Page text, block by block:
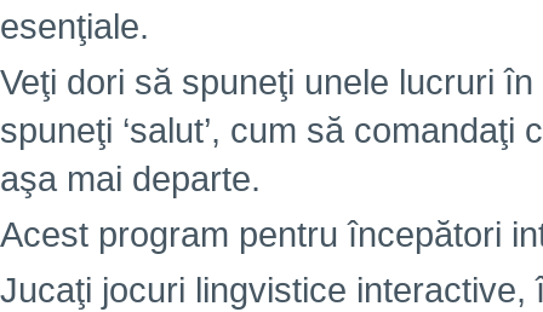
esenţiale.
Veţi dori să spuneţi unele lucruri
spuneţi ‘salut’, cum să
aşa mai departe.
Acest program pentru începători
Jucaţi jocuri lingvistice